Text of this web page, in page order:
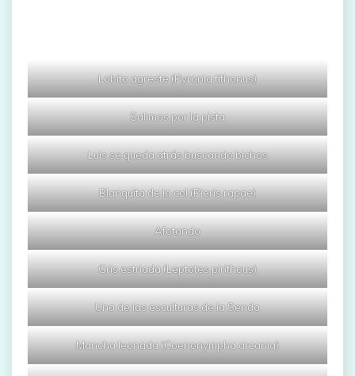
Lobito agreste (Pyronia tithonus)
Salimos por la pista
Luis se queda atrás buscando bichos
Blanquita de la col (Pieris rapae)
Afotando
Gris estriada (Leptotes pirithous)
Una de las esculturas de la Senda
Mancha leonada (Coenonympha arcania)